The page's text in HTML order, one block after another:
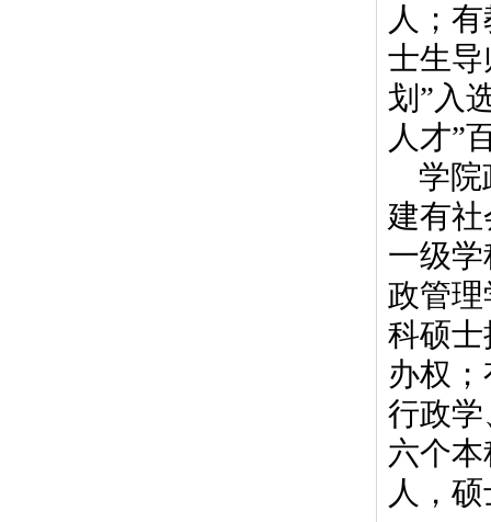
人；
士生导
划 ”入
人才”
学院
建有
一级
政管
科硕
办权
行政
六个
人，